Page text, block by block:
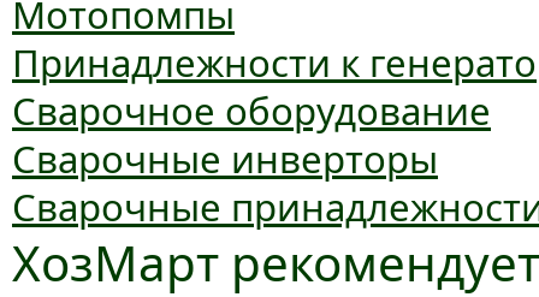
Мотопомпы
Принадлежности к
Сварочное оборудование
Сварочные инверторы
Сварочные
ХозМарт рекомендует